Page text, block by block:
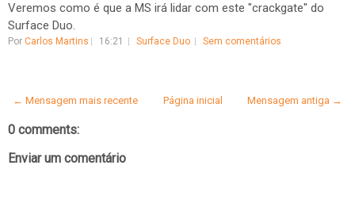
Veremos como é que a MS irá lidar com este "crackgate" do
Surface Duo.
Por Carlos Martins 16:21 Surface Duo Sem comentários
← Mensagem mais recente Mensagem antiga →
Página inicial
0 comments:
Enviar um comentário